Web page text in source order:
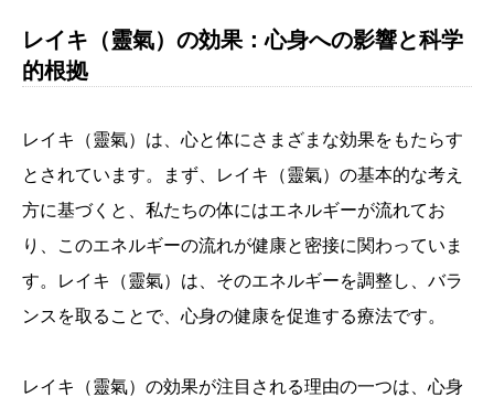
レイキ（靈氣）の効果：心身への影響と科学
的根拠
レイキ（靈氣）は、心と体にさまざまな効果をもたらす
とされています。まず、レイキ（靈氣）の基本的な考え
方に基づくと、私たちの体にはエネルギーが流れてお
り、このエネルギーの流れが健康と密接に関わっていま
す。レイキ（靈氣）は、そのエネルギーを調整し、バラ
ンスを取ることで、心身の健康を促進する療法です。
レイキ（靈氣）の効果が注目される理由の一つは、心身